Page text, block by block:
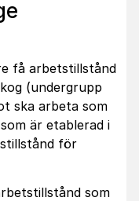
få arbetstillstånd
(undergrupp
ska arbeta som
är etablerad i
för
som